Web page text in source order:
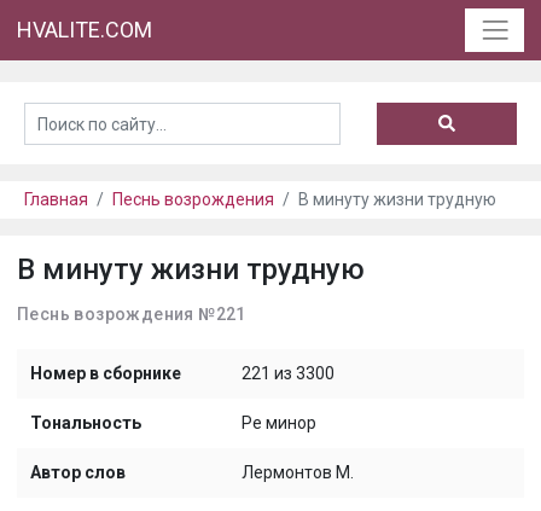
HVALITE.COM
Главная Песнь возрождения В минуту жизни трудную
В минуту жизни трудную
Песнь возрождения №221
Номер в сборнике 221 из 3300
Тональность Ре минор
Автор слов Лермонтов М.